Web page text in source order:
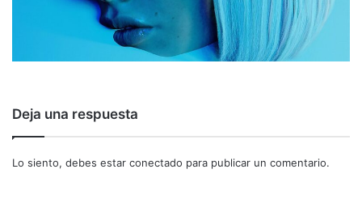
Deja una respuesta
Lo siento, debes estar conectado para publicar un comentario.